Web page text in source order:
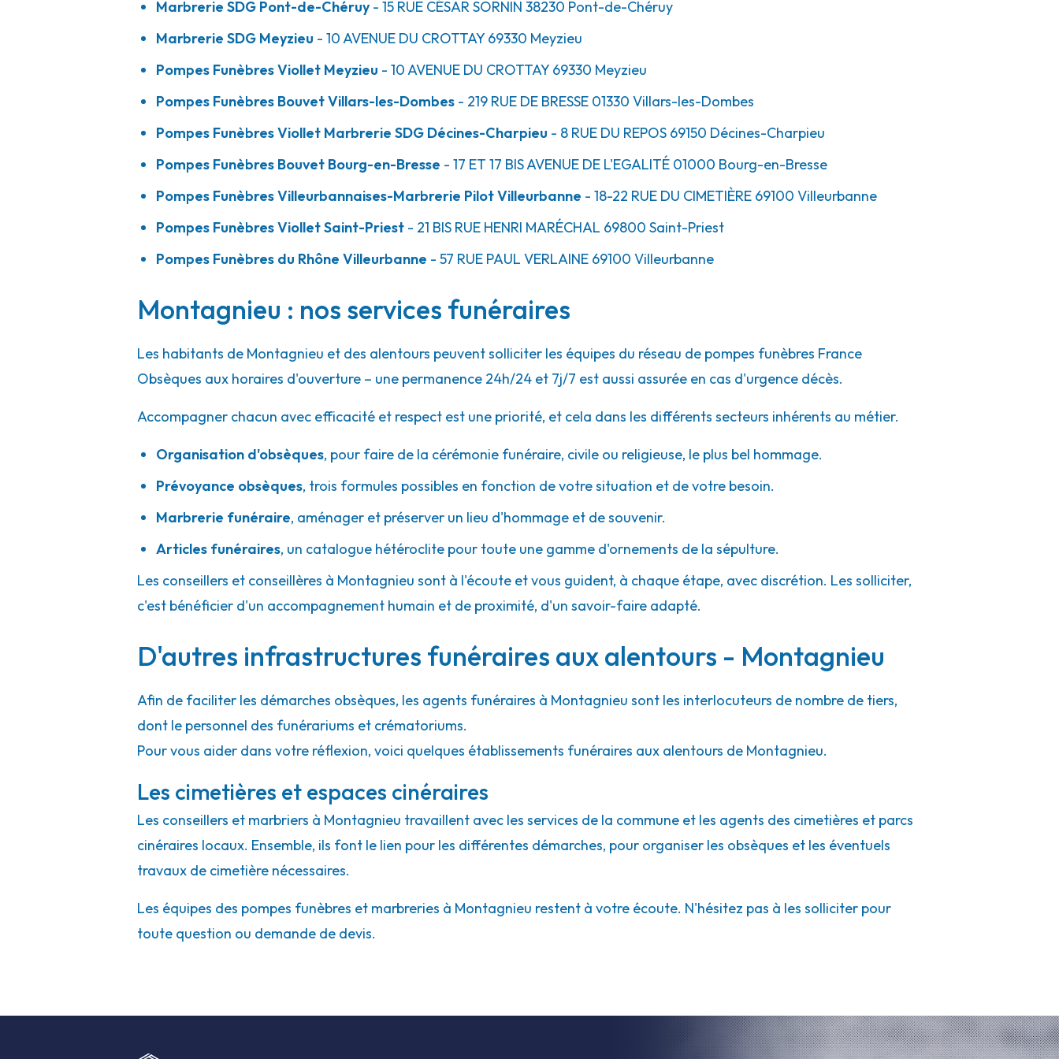
Pompes Funèbres Viollet - Saint-Priest
50.6km
21 Bis Rue Henri Maréchal-69800 Saint-Priest
Consulter l'agence 04 37 25 02 08
A votre écoute 24h/24 7j/7
Pompes Funèbres du Rhône - Villeurbanne - Verlaine
52.7km
57 Rue Paul Verlaine 69100 Villeurbanne
06 85 38 62 09
A votre écoute 24h/24 7j/7
Marbrerie SDG Pont-de-Chéruy- 15 RUE CÉSAR SORNIN 38230 Pont-de-Chéruy
Marbrerie SDG Meyzieu - 10 AVENUE DU CROTTAY 69330 Meyzieu
Pompes Funèbres Viollet Meyzieu - 10 AVENUE DU CROTTAY 69330 Meyzieu
Pompes Funèbres Bouvet Villars-les-Dombes - 219 RUE DE BRESSE 01330 Villars-les-Dombes
Pompes Funèbres Viollet Marbrerie SDG Décines-Charpieu - 8 RUE DU REPOS 69150 Décines-Charpieu
Pompes Funèbres Bouvet Bourg-en-Bresse - 17 ET 17 BIS AVENUE DE L'EGALITÉ 01000 Bourg-en-Bresse
Pompes Funèbres Villeurbannaises-Marbrerie Pilot Villeurbanne - 18-22 RUE DU CIMETIÈRE 69100 Villeurbanne
Pompes Funèbres Viollet Saint-Priest - 21 BIS RUE HENRI MARÉCHAL 69800 Saint-Priest
Pompes Funèbres du Rhône Villeurbanne - 57 RUE PAUL VERLAINE 69100 Villeurbanne
Montagnieu : nos services funéraires
Les habitants de Montagnieu et des alentours peuvent solliciter les équipes du réseau de pompes funèbres France
Obsèques aux horaires d'ouverture – une permanence 24h/24 et 7j/7 est aussi assurée en cas d'urgence décès.
Accompagner chacun avec efficacité et respect est une priorité, et cela dans les différents secteurs inhérents au métier.
Organisation d'obsèques, pour faire de la cérémonie funéraire, civile ou religieuse, le plus bel hommage.
Prévoyance obsèques, trois formules possibles en fonction de votre situation et de votre besoin.
Marbrerie funéraire, aménager et préserver un lieu d'hommage et de souvenir.
Articles funéraires, un catalogue hétéroclite pour toute une gamme d'ornements de la sépulture.
Les conseillers et conseillères à Montagnieu sont à l'écoute et vous guident, à chaque étape, avec discrétion. Les solliciter,
c'est bénéficier d'un accompagnement humain et de proximité, d'un savoir-faire adapté.
D'autres infrastructures funéraires aux alentours - Montagnieu
Afin de faciliter les démarches obsèques, les agents funéraires à Montagnieu sont les interlocuteurs de nombre de tiers,
dont le personnel des funérariums et crématoriums.
Pour vous aider dans votre réflexion, voici quelques établissements funéraires aux alentours de Montagnieu.
Les cimetières et espaces cinéraires
Les conseillers et marbriers à Montagnieu travaillent avec les services de la commune et les agents des cimetières et parcs
cinéraires locaux. Ensemble, ils font le lien pour les différentes démarches, pour organiser les obsèques et les éventuels
travaux de cimetière nécessaires.
Les équipes des pompes funèbres et marbreries à Montagnieu restent à votre écoute. N'hésitez pas à les solliciter pour
toute question ou demande de devis.